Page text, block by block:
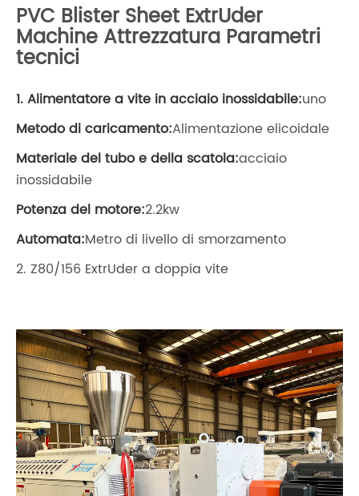
PVC Blister Sheet ExtrUder
Machine Attrezzatura Parametri
tecnici
1. Alimentatore a vite in acciaio inossidabile:uno
Metodo di caricamento:Alimentazione elicoidale
Materiale del tubo e della scatola:acciaio
inossidabile
Potenza del motore:2.2kw
Automata:Metro di livello di smorzamento
2. Z80/156 ExtrUder a doppia vite